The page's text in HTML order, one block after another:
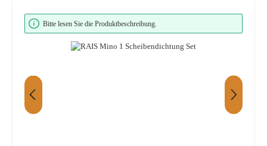
Bildergalerie überspringen
Bitte lesen Sie die Produktbeschreibung.